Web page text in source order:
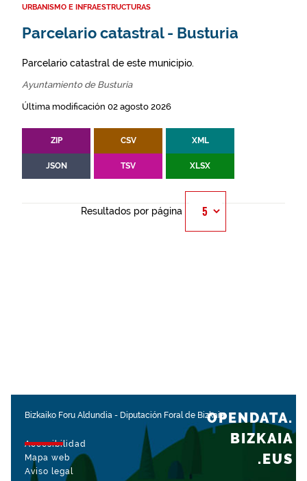
URBANISMO E INFRAESTRUCTURAS
Parcelario catastral - Busturia
Parcelario catastral de este municipio.
Ayuntamiento de Busturia
Última modificación 02 agosto 2026
ZIP CSV XML
JSON TSV XLSX
Resultados por página
Bizkaiko Foru Aldundia - Diputación Foral de Bizkaia
Accesibilidad
Mapa web
Aviso legal
OPENDATA.
BIZKAIA
.EUS